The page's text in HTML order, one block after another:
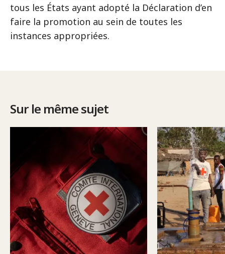
tous les États ayant adopté la Déclaration d’en
faire la promotion au sein de toutes les
instances appropriées.
Sur le même sujet